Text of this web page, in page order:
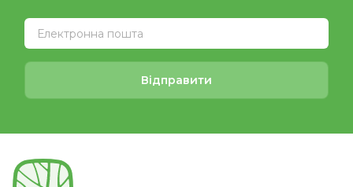
Відправити